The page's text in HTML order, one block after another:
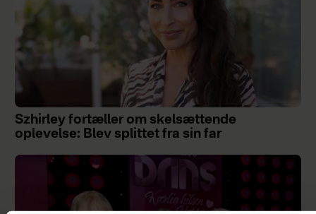
Szhirley fortæller om skelsættende
oplevelse: Blev splittet fra sin far